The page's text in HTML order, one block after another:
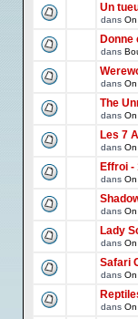
Un
dans
dans
dans
The
dans
Les 7
dans
Effroi -
dans
dans
Lady
dans
Safari
dans
dans